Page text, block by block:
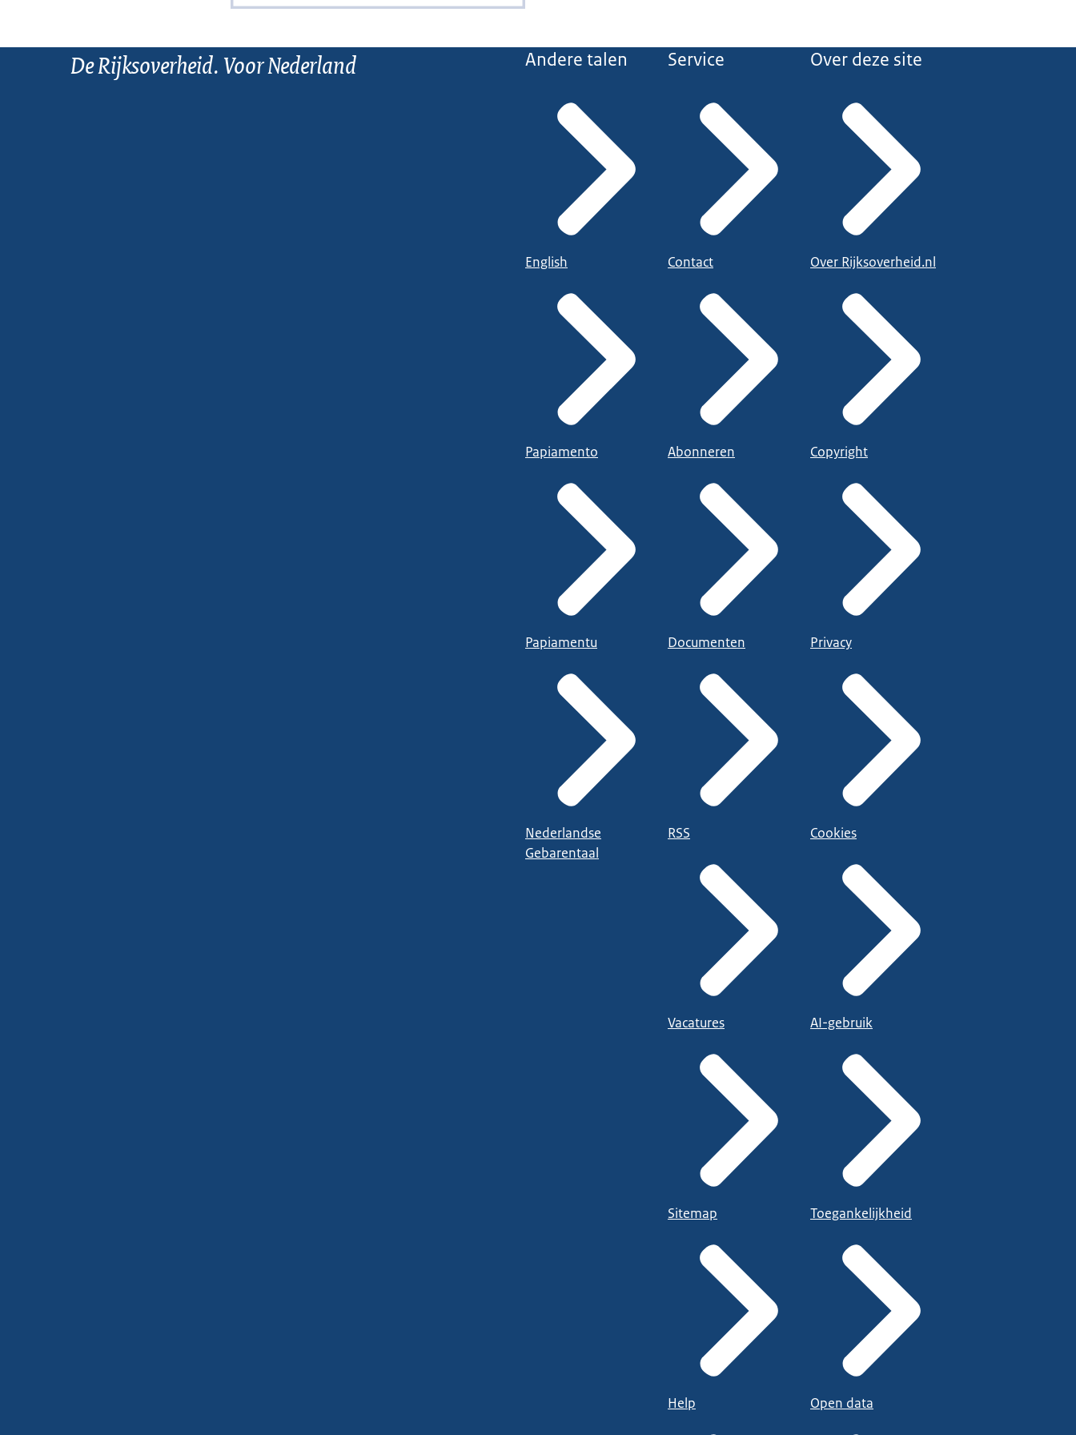
De Rijksoverheid. Voor Nederland Andere talen
English
Papiamento
Papiamentu
Nederlandse
Gebarentaal
Service
Contact
Abonneren
Documenten
RSS
Vacatures
Sitemap
Help
Over deze site
Over Rijksoverheid.nl
Copyright
Privacy
Cookies
AI-gebruik
Toegankelijkheid
Open data